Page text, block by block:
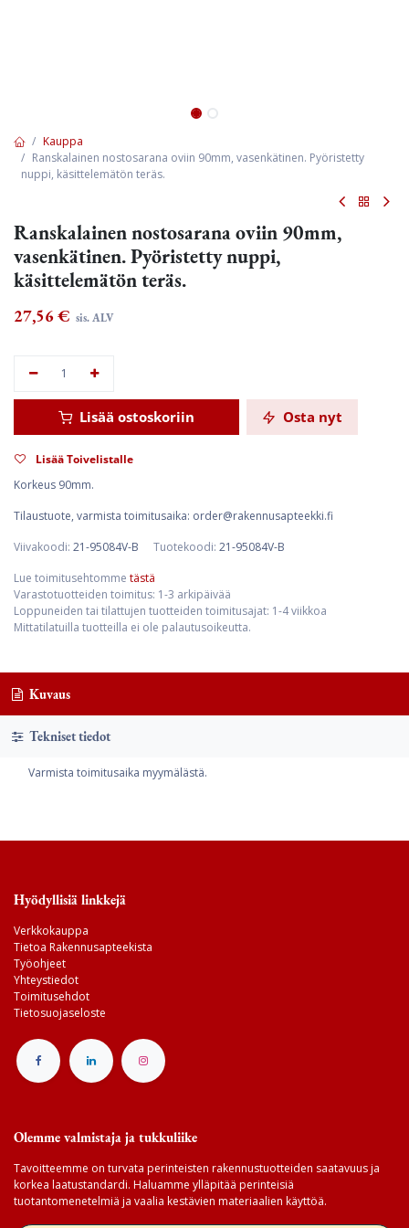
Kauppa
Ranskalainen nostosarana oviin 90mm, vasenkätinen. Pyöristetty
nuppi, käsittelemätön teräs.
Ranskalainen nostosarana oviin 90mm,
vasenkätinen. Pyöristetty nuppi,
käsittelemätön teräs.
27,56€ sis. ALV
Lisää ostoskoriin Osta nyt
Lisää Toivelistalle
Korkeus 90mm.
Tilaustuote, varmista toimitusaika: order@rakennusapteekki.fi
Viivakoodi: 21-95084V-B Tuotekoodi: 21-95084V-B
Lue toimitusehtomme tästä
Varastotuotteiden toimitus: 1-3 arkipäivää
Loppuneiden tai tilattujen tuotteiden toimitusajat: 1-4 viikkoa
Mittatilatuilla tuotteilla ei ole palautusoikeutta.
Kuvaus
Tekniset tiedot
Varmista toimitusaika myymälästä.
Hyödyllisiä linkkejä
Verkkokauppa
Tietoa Rakennusapteekista
Työohjeet
Yhteystiedot
Toimitusehdot
Tietosuojaseloste
Olemme valmistaja ja tukkuliike
Tavoitteemme on turvata perinteisten rakennustuotteiden saatavuus ja
korkea laatustandardi. Haluamme ylläpitää perinteisiä
tuotantomenetelmiä ja vaalia kestävien materiaalien käyttöä.